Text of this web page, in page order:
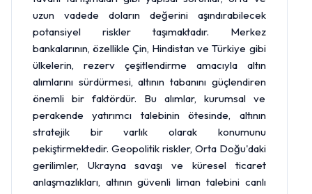
uzun vadede doların değerini aşındırabilecek
potansiyel riskler taşımaktadır. Merkez
bankalarının, özellikle Çin, Hindistan ve Türkiye gibi
ülkelerin, rezerv çeşitlendirme amacıyla altın
alımlarını sürdürmesi, altının tabanını güçlendiren
önemli bir faktördür. Bu alımlar, kurumsal ve
perakende yatırımcı talebinin ötesinde, altının
stratejik bir varlık olarak konumunu
pekiştirmektedir. Geopolitik riskler, Orta Doğu'daki
gerilimler, Ukrayna savaşı ve küresel ticaret
anlaşmazlıkları, altının güvenli liman talebini canlı